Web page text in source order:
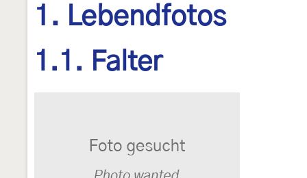
1. Lebendfotos
1.1. Falter